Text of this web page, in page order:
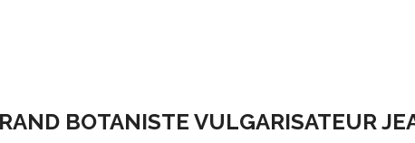
BOTANISTE VULGARISATEUR